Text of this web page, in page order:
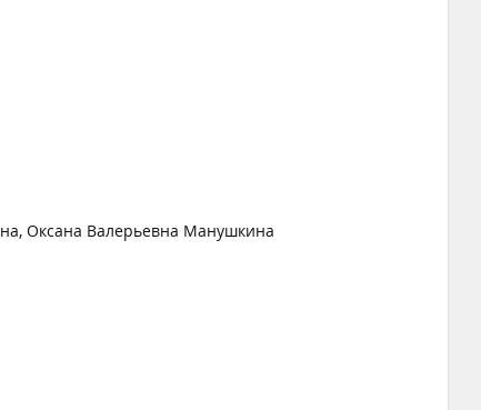
Оксана Валерьевна Манушкина